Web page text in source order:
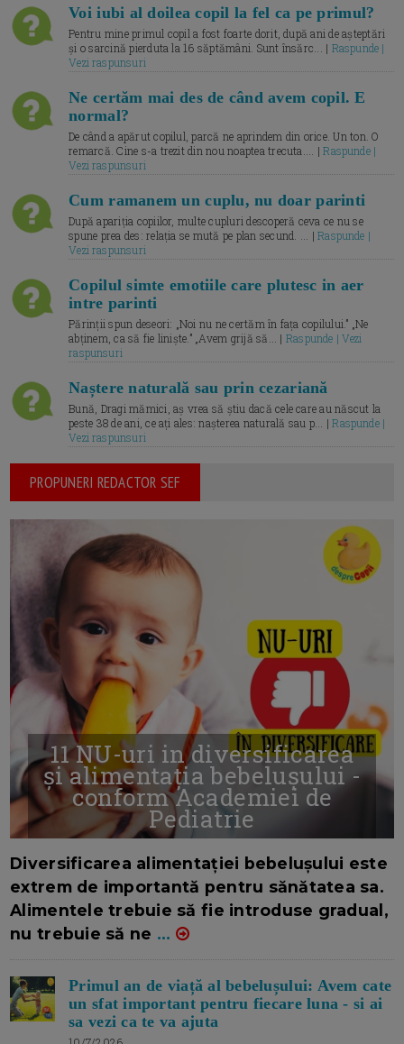
Voi iubi al doilea copil la fel ca pe primul?
Pentru mine primul copil a fost foarte dorit, după ani de așteptări
și o sarcină pierduta la 16 săptămâni. Sunt însărc... | Raspunde |
Vezi raspunsuri
Ne certăm mai des de când avem copil. E
normal?
De când a apărut copilul, parcă ne aprindem din orice. Un ton. O
remarcă. Cine s-a trezit din nou noaptea trecuta.... |Raspunde |
Vezi raspunsuri
Cum ramanem un cuplu, nu doar parinti
După apariția copiilor, multe cupluri descoperă ceva ce nu se
spune prea des: relația se mută pe plan secund. ... |Raspunde |
Vezi raspunsuri
Copilul simte emotiile care plutesc in aer
intre parinti
Părinții spun deseori: „Noi nu ne certăm în fața copilului.” „Ne
abținem, ca să fie liniște.” „Avem grijă să... | Raspunde | Vezi
raspunsuri
Naștere naturală sau prin cezariană
Bună, Dragi mămici, aș vrea să știu dacă cele care au născut la
peste 38 de ani, ce ați ales: nașterea naturală sau p... |Raspunde |
Vezi raspunsuri
PROPUNERI REDACTOR SEF
11 NU-uri in diversificarea
și alimentația bebelușului -
conform Academiei de
Pediatrie
Diversificarea alimentației bebelușului este
extrem de importantă pentru sănătatea sa.
Alimentele trebuie să fie introduse gradual,
nu trebuie să ne ...
Primul an de viață al bebelușului: Avem cate
un sfat important pentru fiecare luna - si ai
sa vezi ca te va ajuta